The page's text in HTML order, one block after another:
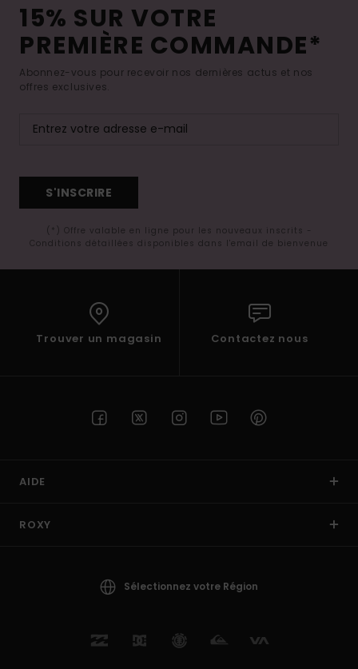
15% SUR VOTRE
PREMIÈRE COMMANDE*
Abonnez-vous pour recevoir nos dernières actus et nos
offres exclusives.
S'INSCRIRE
(*) Offre valable en ligne pour les nouveaux inscrits -
Conditions détaillées disponibles dans l'email de bienvenue
Trouver un magasin Contactez nous
AIDE
ROXY
Sélectionnez votre Région